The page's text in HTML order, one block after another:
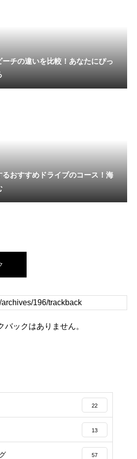
チの違いを比較！あなたにぴっ
おすすめドライブのコース！海
バックはありません。
22
13
57